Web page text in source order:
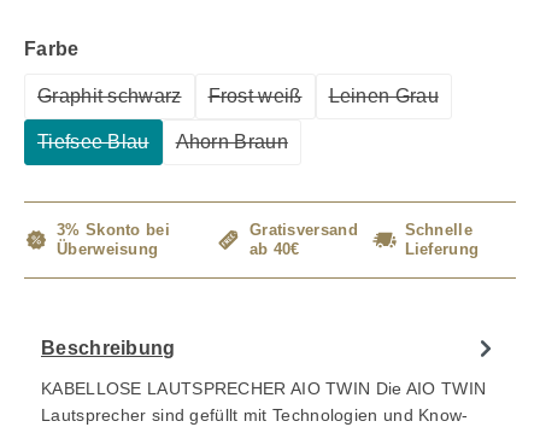
Farbeauswählen
Graphit schwarz Frost weiß Leinen Grau
Tiefsee Blau Ahorn Braun
3% Skonto bei
Überweisung
Gratisversand
ab 40€
Schnelle
Lieferung
Beschreibung
KABELLOSE LAUTSPRECHER AIO TWIN Die AIO TWIN
Lautsprecher sind gefüllt mit Technologien und Know-